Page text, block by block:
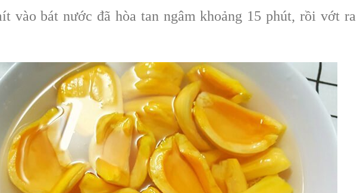
vào bát nước đã hòa tan ngâm khoảng 15 phút, rồi vớt ra